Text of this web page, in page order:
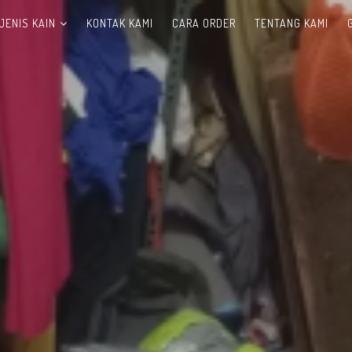
KAIN KONTAK KAMI CARA ORDER TENTANG KAMI